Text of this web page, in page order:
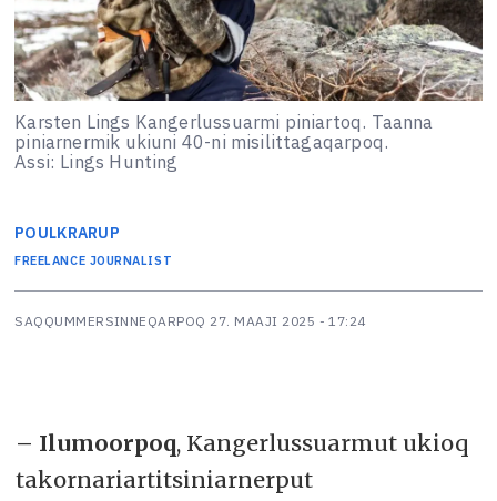
Karsten Lings Kangerlussuarmi piniartoq. Taanna
piniarnermik ukiuni 40-ni misilittagaqarpoq.
Assi: Lings Hunting
POULKRARUP
FREELANCE JOURNALIST
SAQQUMMERSINNEQARPOQ 27. MAAJI 2025 - 17:24
– Ilumoorpoq, Kangerlussuarmut ukioq
takornariartitsiniarnerput